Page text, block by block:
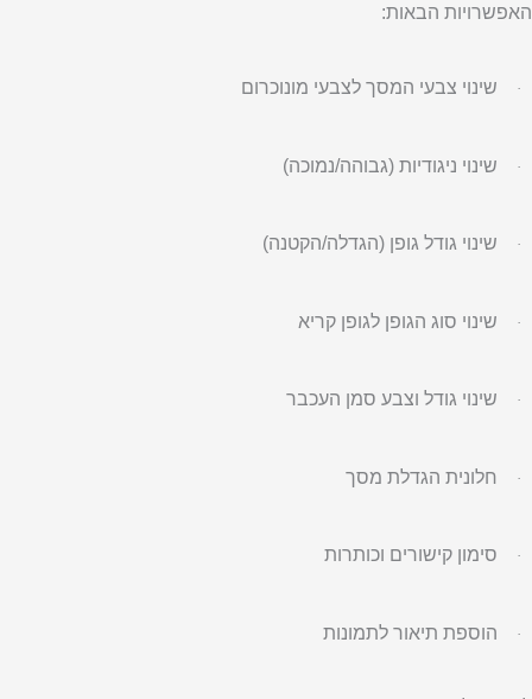
האפשרויות הבאות:
· שינוי צבעי המסך לצבעי מונוכרום
· שינוי ניגודיות (גבוהה/נמוכה)
· שינוי גודל גופן (הגדלה/הקטנה)
· שינוי סוג הגופן לגופן קריא
· שינוי גודל וצבע סמן העכבר
· חלונית הגדלת מסך
· סימון קישורים וכותרות
· הוספת תיאור לתמונות